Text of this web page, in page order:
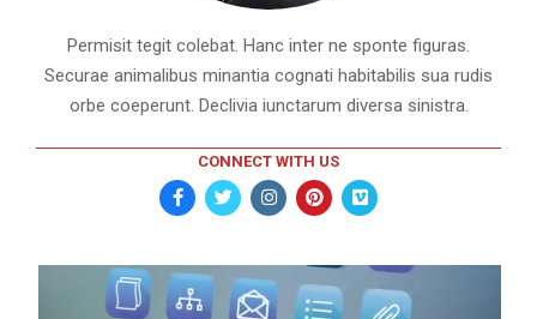
Permisit tegit colebat. Hanc inter ne sponte figuras.
Securae animalibus minantia cognati habitabilis sua rudis
orbe coeperunt. Declivia iunctarum diversa sinistra.
CONNECT WITH US